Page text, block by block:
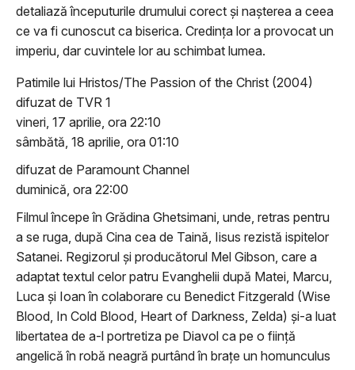
detaliază începuturile drumului corect și nașterea a ceea
ce va fi cunoscut ca biserica. Credința lor a provocat un
imperiu, dar cuvintele lor au schimbat lumea.
Patimile lui Hristos/The Passion of the Christ (2004)
difuzat de TVR 1
vineri, 17 aprilie, ora 22:10
sâmbătă, 18 aprilie, ora 01:10
difuzat de Paramount Channel
duminică, ora 22:00
Filmul începe în Grădina Ghetsimani, unde, retras pentru
a se ruga, după Cina cea de Taină, Iisus rezistă ispitelor
Satanei. Regizorul și producătorul Mel Gibson, care a
adaptat textul celor patru Evanghelii după Matei, Marcu,
Luca și Ioan în colaborare cu Benedict Fitzgerald (Wise
Blood, In Cold Blood, Heart of Darkness, Zelda) și-a luat
libertatea de a-l portretiza pe Diavol ca pe o ființă
angelică în robă neagră purtând în brațe un homunculus